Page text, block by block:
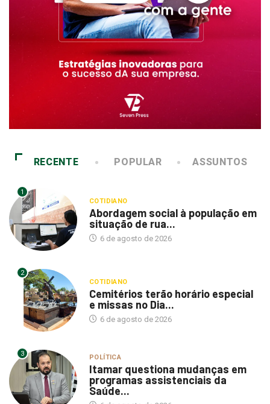
Abordagem social à população em
situação de rua...
6 de agosto de 2026
Cemitérios terão horário especial
e missas no Dia...
6 de agosto de 2026
Itamar questiona mudanças em
programas assistenciais da
Saúde...
6 de agosto de 2026